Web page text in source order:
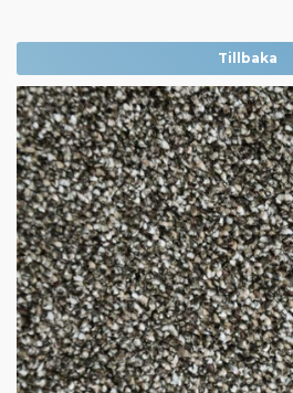
Tillbaka